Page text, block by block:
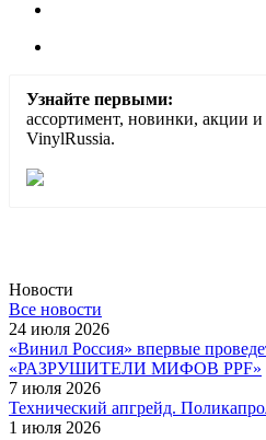
Узнайте первыми:
ассортимент, новинки, акции
VinylRussia.
Новости
Все новости
24 июля 2026
«Винил Россия» впервые
«РАЗРУШИТЕЛИ МИФОВ PPF»
7 июля 2026
Технический апгрейд.
1 июля 2026